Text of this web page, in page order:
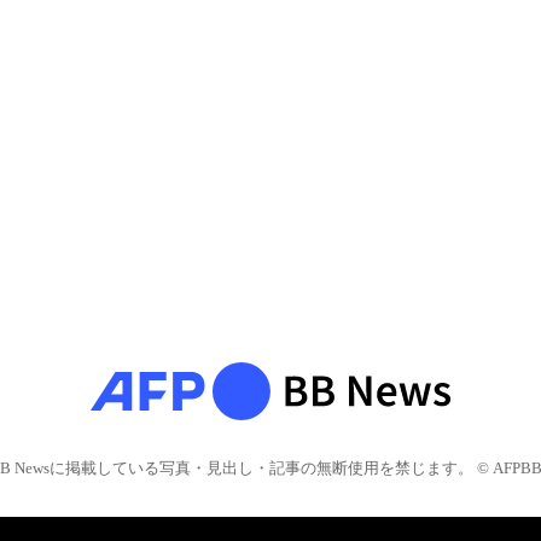
Newsに掲載している写真・見出し・記事の無断使用を禁じます。 © AFPBB